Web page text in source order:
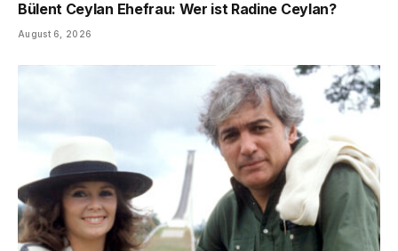
Bülent Ceylan Ehefrau: Wer ist Radine Ceylan?
August 6, 2026